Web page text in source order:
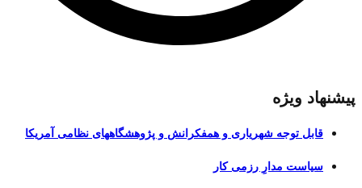
پیشنهاد ویژه
قابل توجه شهریاری و همفکرانش و پژوهشگاههای نظامی آمریکا
سیاست مدارِ رزمی کار